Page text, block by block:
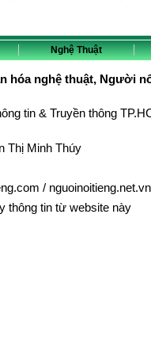
Nghệ Thuật
hóa nghệ thuật, Người
tin & Truyền thông
Thị Minh Thúy
/ nguoinoitieng.net.vn
thông tin từ website này